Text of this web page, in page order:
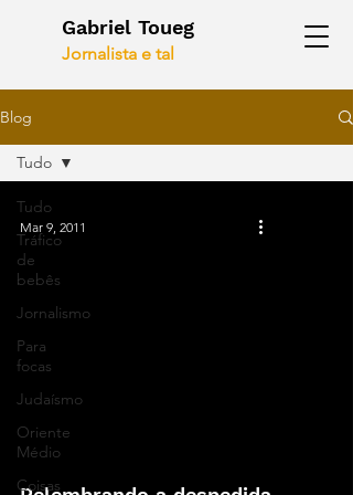
Gabriel Toueg
Jornalista e tal
Blog
Tudo
Tráfico
de
bebês
Jornalismo
Para
focas
Judaísmo
Oriente
Médio
Coisas
Tudo
Mar 9, 2011